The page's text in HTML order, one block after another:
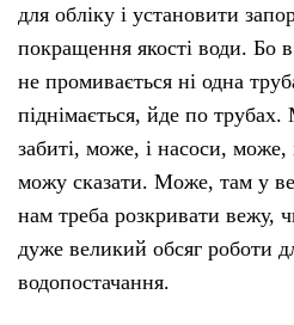
для обліку і установити
покращення якості води. Бо
не промивається ні одна
піднімається, йде по
забиті, може, і насоси,
можу сказати. Може, там у
нам треба розкривати вежу,
дуже великий обсяг роботи
водопостачання.